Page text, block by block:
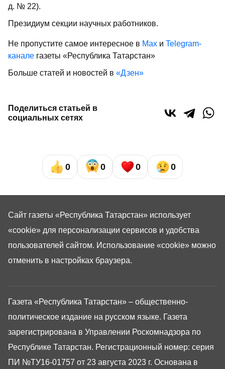
д. № 22).
Президиум секции научных работников.
Не пропустите самое интересное в Max и Telegram-
канале газеты «Республика Татарстан»
Больше статей и новостей в «Дзен»
Поделиться статьей в
социальных сетях
0 0 0 0
Газета «Республика Татарстан» – общественно-
политическое издание на русском языке. Газета
зарегистрирована в Управлении Роскомнадзора по
Республике Татарстан. Регистрационный номер: серия
ПИ №ТУ16-01757 от 23 августа 2023 г. Основана в
Сайт газеты «Республика Татарстан» использует
«cookie» для персонализации сервисов и удобства
пользователей сайтом. Использование «cookie» можно
отменить в настройках браузера.